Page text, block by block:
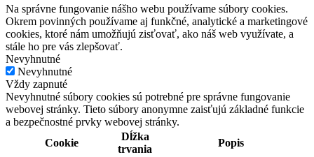
Na správne fungovanie nášho webu používame súbory cookies.
Okrem povinných používame aj funkčné, analytické a marketingové
cookies, ktoré nám umožňujú zisťovať, ako náš web využívate, a
stále ho pre vás zlepšovať.
Nevyhnutné
Nevyhnutné
Vždy zapnuté
Nevyhnutné súbory cookies sú potrebné pre správne fungovanie
webovej stránky. Tieto súbory anonymne zaisťujú základné funkcie
a bezpečnostné prvky webovej stránky.
Cookie
Dĺžka
trvania
Popis